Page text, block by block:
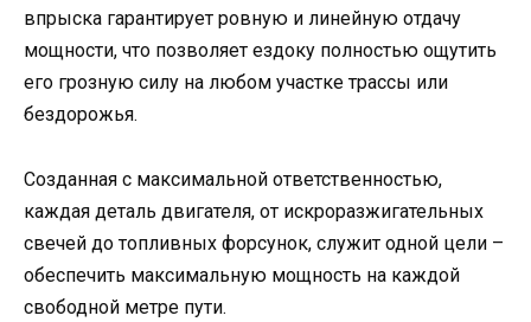
впрыска гарантирует ровную и линейную отдачу
мощности, что позволяет ездоку полностью ощутить
его грозную силу на любом участке трассы или
бездорожья.
Созданная с максимальной ответственностью,
каждая деталь двигателя, от искроразжигательных
свечей до топливных форсунок, служит одной цели –
обеспечить максимальную мощность на каждой
свободной метре пути.